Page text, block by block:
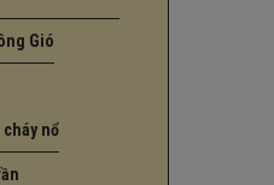
Gió
nổ